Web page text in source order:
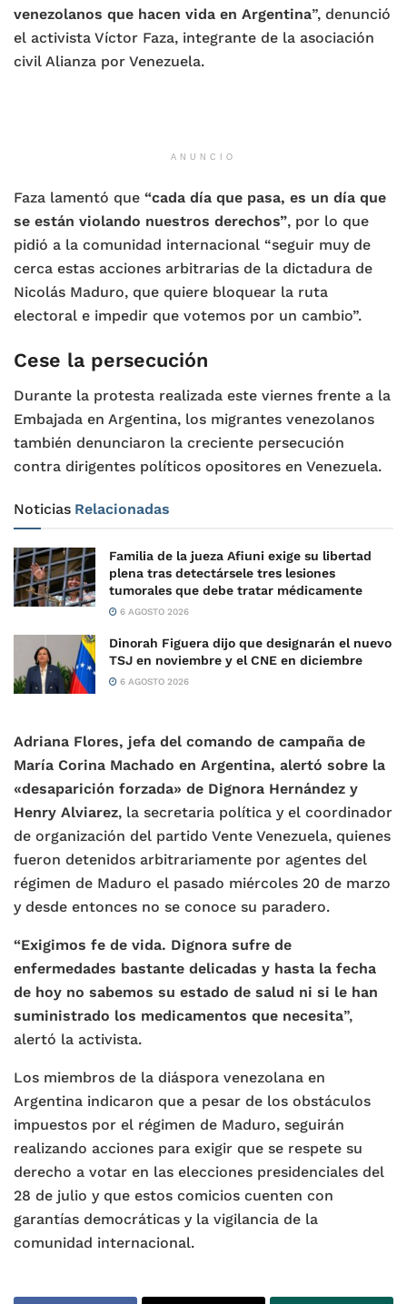
venezolanos que hacen vida en Argentina”, denunció
el activista Víctor Faza, integrante de la asociación
civil Alianza por Venezuela.
ANUNCIO
Faza lamentó que “cada día que pasa, es un día que
se están violando nuestros derechos”, por lo que
pidió a la comunidad internacional “seguir muy de
cerca estas acciones arbitrarias de la dictadura de
Nicolás Maduro, que quiere bloquear la ruta
electoral e impedir que votemos por un cambio”.
Cese la persecución
Durante la protesta realizada este viernes frente a la
Embajada en Argentina, los migrantes venezolanos
también denunciaron la creciente persecución
contra dirigentes políticos opositores en Venezuela.
Noticias Relacionadas
Familia de la jueza Afiuni exige su libertad
plena tras detectársele tres lesiones
tumorales que debe tratar médicamente
6 AGOSTO 2026
Dinorah Figuera dijo que designarán el nuevo
TSJ en noviembre y el CNE en diciembre
6 AGOSTO 2026
Adriana Flores, jefa del comando de campaña de
María Corina Machado en Argentina, alertó sobre la
«desaparición forzada» de Dignora Hernández y
Henry Alviarez, la secretaria política y el coordinador
de organización del partido Vente Venezuela, quienes
fueron detenidos arbitrariamente por agentes del
régimen de Maduro el pasado miércoles 20 de marzo
y desde entonces no se conoce su paradero.
“Exigimos fe de vida. Dignora sufre de
enfermedades bastante delicadas y hasta la fecha
de hoy no sabemos su estado de salud ni si le han
suministrado los medicamentos que necesita”,
alertó la activista.
Los miembros de la diáspora venezolana en
Argentina indicaron que a pesar de los obstáculos
impuestos por el régimen de Maduro, seguirán
realizando acciones para exigir que se respete su
derecho a votar en las elecciones presidenciales del
28 de julio y que estos comicios cuenten con
garantías democráticas y la vigilancia de la
comunidad internacional.